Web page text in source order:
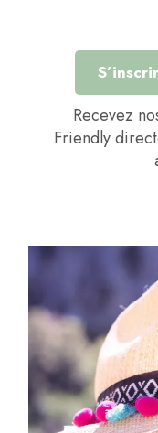
Recevez
Friendly